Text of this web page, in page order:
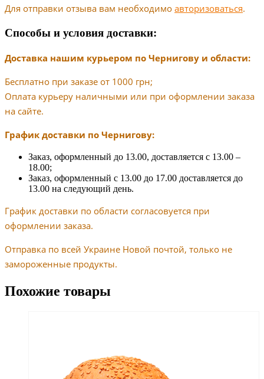
Для отправки отзыва вам необходимо авторизоваться.
Способы и условия доставки:
Доставка нашим курьером по Чернигову и области:
Бесплатно при заказе от 1000 грн;
Оплата курьеру наличными или при оформлении заказа
на сайте.
График доставки по Чернигову:
Заказ, оформленный до 13.00, доставляется с 13.00 –
18.00;
Заказ, оформленный с 13.00 до 17.00 доставляется до
13.00 на следующий день.
График доставки по области согласовуется при
оформлении заказа.
Отправка по всей Украине Новой почтой, только не
замороженные продукты.
Похожие товары